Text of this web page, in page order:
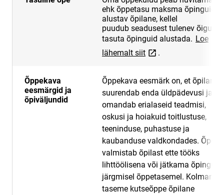
ehk õppetasu maksma õpinguid
alustav õpilane, kellel
puudub seadusest tulenev õigus
tasuta õpinguid alustada. Loe
lähemalt siitlink opens on new
.
Õppekava
eesmärgid ja
õpiväljundid
Õppekava eesmärk on, et õpilane
suurendab enda üldpädevusi ja
omandab erialaseid teadmisi,
oskusi ja hoiakuid toitlustuse,
teeninduse, puhastuse ja
kaubanduse valdkondades. Õpe
valmistab õpilast ette tööks
lihttöölisena või jätkama õpinguid
järgmisel õppetasemel. Kolmanda
taseme kutseõppe õpilane